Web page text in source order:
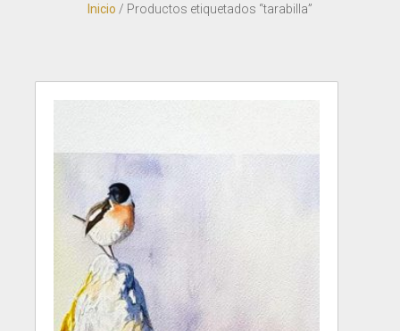
Inicio / Productos etiquetados “tarabilla”